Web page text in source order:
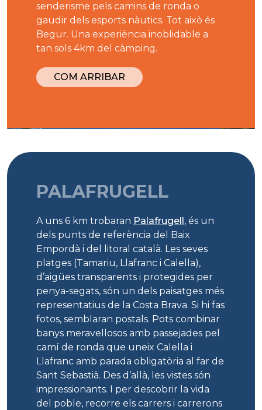
senderisme pels camins de ronda o
gaudir dels esports nàutics. Tot això és
Begur. Una experiència inoblidable a
tan sols 4km del càmping.
COM ARRIBAR
PALAFRUGELL
A uns 6 km trobaran Palafrugell, és un
dels punts de referència del Baix
Empordà i del litoral català. Les seves
platges (Tamariu, Llafranc i Calella),
d’aigües transparents i protegides per
penya-segats, són un dels paisatges més
representatius de la Costa Brava. Si hi fas
fotos, semblaran postals. Pots combinar
banys meravellosos amb passejades pel
camí de ronda que uneix Calella i
Llafranc amb parada obligatòria al far de
Sant Sebastià. Des d’allà, les vistes són
impressionants. I per descobrir la vida
del poble, recorre els carrers i carrerons